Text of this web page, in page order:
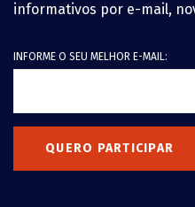
informativos por e-mail,
INFORME O SEU MELHOR E-MAIL:
QUERO PARTICIPAR